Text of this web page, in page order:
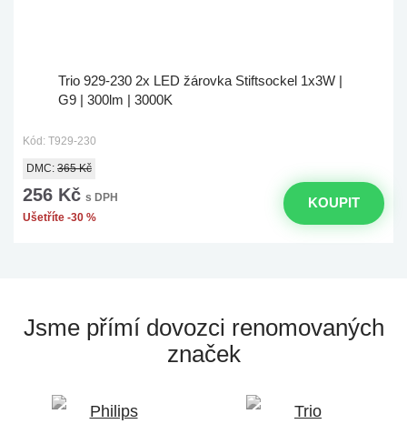
Trio 929-230 2x LED žárovka Stiftsockel 1x3W |
G9 | 300lm | 3000K
Kód: T929-230
DMC: 365 Kč
256 Kč s DPH
Ušetříte -30 %
KOUPIT
Jsme přímí dovozci renomovaných
značek